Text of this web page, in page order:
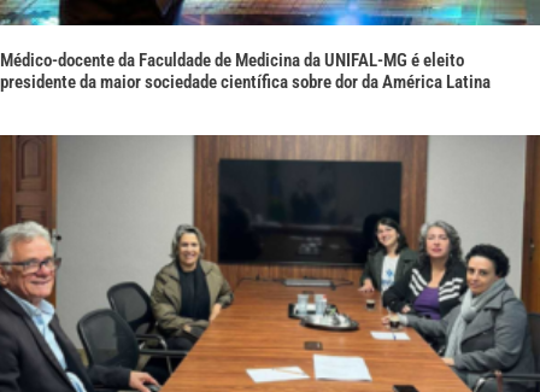
Médico-docente da Faculdade de Medicina da UNIFAL-MG é eleito
presidente da maior sociedade científica sobre dor da América Latina